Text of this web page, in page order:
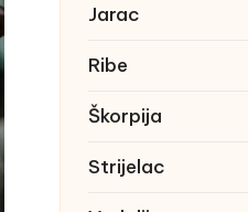
Jarac
Ribe
Škorpija
Strijelac